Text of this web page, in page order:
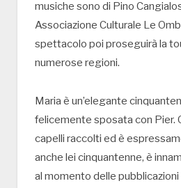
musiche sono di Pino
Associazione Culturale Le
spettacolo poi proseguirà la
numerose regioni.
Maria è un’elegante
felicemente sposata con Pier.
capelli raccolti ed è
anche lei cinquantenne, è
al momento delle pubblicazioni